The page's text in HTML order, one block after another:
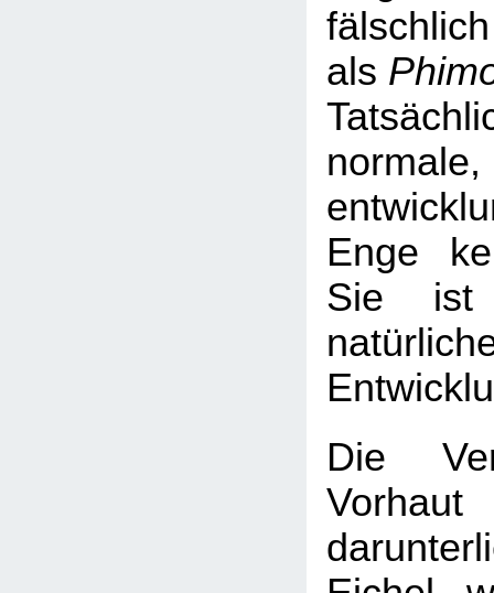
fälschlich
als
normale,
Enge
Sie ist
Die